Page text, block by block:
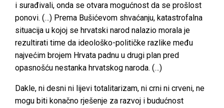
i surađivali, onda se otvara mogućnost da se prošlost
ponovi. (…) Prema Bušićevom shvaćanju, katastrofalna
situacija u kojoj se hrvatski narod nalazio morala je
rezultirati time da ideološko-političke razlike među
najvećim brojem Hrvata padnu u drugi plan pred
opasnošću nestanka hrvatskog naroda. (…)
Dakle, ni desni ni lijevi totalitarizam, ni crni ni crveni, ne
mogu biti konačno rješenje za razvoj i budućnost